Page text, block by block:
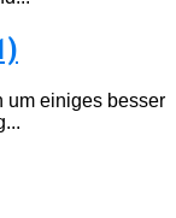
um einiges besser